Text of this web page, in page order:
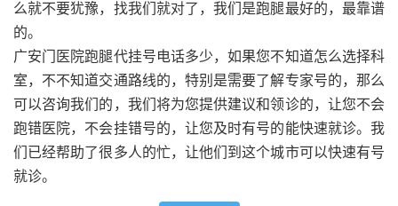
么就不要犹豫，找我们就对了，我们是跑腿最好的，最靠谱
的。
广安门医院跑腿代挂号电话多少，如果您不知道怎么选择科
室，不不知道交通路线的，特别是需要了解专家号的，那么
可以咨询我们的，我们将为您提供建议和领诊的，让您不会
跑错医院，不会挂错号的，让您及时有号的能快速就诊。我
们已经帮助了很多人的忙，让他们到这个城市可以快速有号
就诊。